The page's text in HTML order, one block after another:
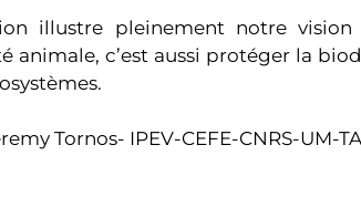
illustre pleinement notre vision
animale, c’est aussi protéger la
Tornos- IPEV-CEFE-CNRS-UM-